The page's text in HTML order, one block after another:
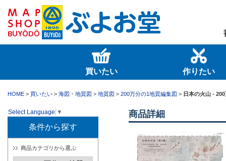
買いたい 作りたい
HOME > 買いたい > 海図・地質図 > 地質図 > 200万分の1地質編集図 > 日本の火山 -
Select Language ▼
条件から探す
商品カテゴリから選ぶ
商品詳細